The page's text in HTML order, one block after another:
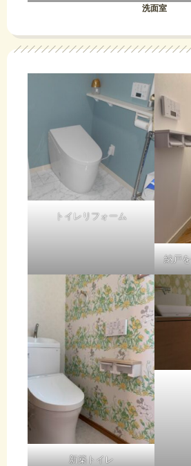
洗面室
トイレリフォーム
納戸
新築トイレ